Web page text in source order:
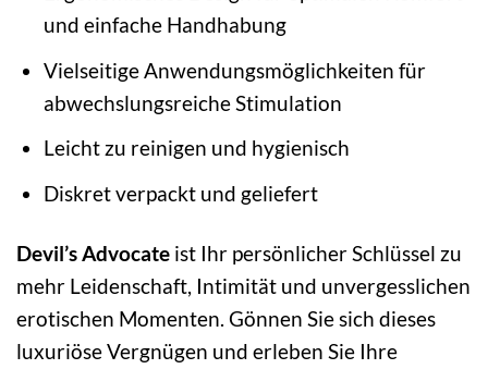
und einfache Handhabung
Vielseitige Anwendungsmöglichkeiten für
abwechslungsreiche Stimulation
Leicht zu reinigen und hygienisch
Diskret verpackt und geliefert
Devil’s Advocate ist Ihr persönlicher Schlüssel zu
mehr Leidenschaft, Intimität und unvergesslichen
erotischen Momenten. Gönnen Sie sich dieses
luxuriöse Vergnügen und erleben Sie Ihre